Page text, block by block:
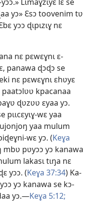
yɔ» Ɛsɔ toovenim tʋ
yɔɔ ɖɩpɩzɩɣ nɛ
nɛ pɛwɛɣnɩ ɛ-
panawa ɖɔɖɔ se
nɛ pɛwɛɣnɩ ɛhʋyɛ
paatɔlʋʋ kpacanaa
ɖʋzʋʋ ɛyaa yɔ.
pɩɩcɛyɩɣ-wɛ yaa
yaa mulum
wɛ yɔ. (Keɣa
mbʋ pʋyɔɔ yɔ kanawa
lakasɩ tɩŋa nɛ
yɔɔ. (Keɣa 37:34) Ka-
yɔ kanawa se kɔ-
yɔ.—Keɣa 5:12;